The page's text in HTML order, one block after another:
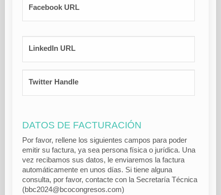
Facebook URL
LinkedIn URL
Twitter Handle
DATOS DE FACTURACIÓN
Por favor, rellene los siguientes campos para poder
emitir su factura, ya sea persona física o jurídica. Una
vez recibamos sus datos, le enviaremos la factura
automáticamente en unos días. Si tiene alguna
consulta, por favor, contacte con la Secretaría Técnica
(bbc2024@bcocongresos.com)